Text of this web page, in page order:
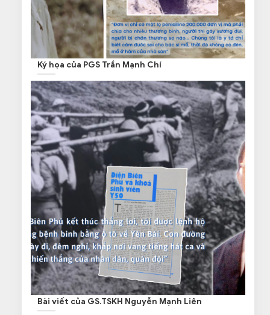
Ký họa của PGS Trần Mạnh Chí
Bài viết của GS.TSKH Nguyễn Mạnh Liên